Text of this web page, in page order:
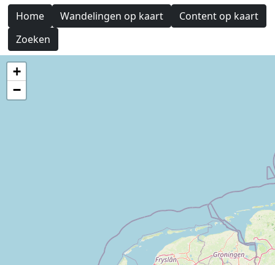
Home Wandelingen op kaart
Content op kaart
Zoeken
+
−